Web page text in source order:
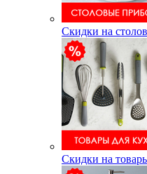
Скидки на
Скидки на